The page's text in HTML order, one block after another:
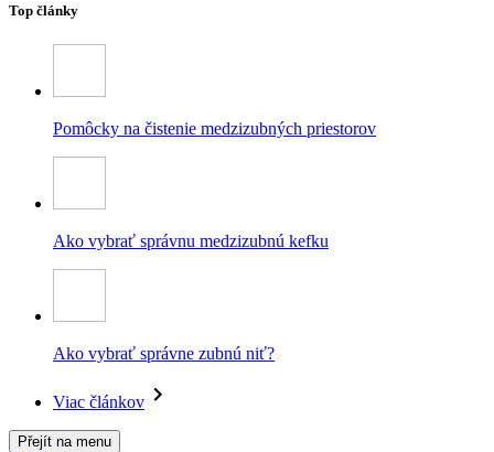
Top články
Pomôcky na čistenie medzizubných priestorov
Ako vybrať správnu medzizubnú kefku
Ako vybrať správne zubnú niť?
Viac článkov
Přejít na menu